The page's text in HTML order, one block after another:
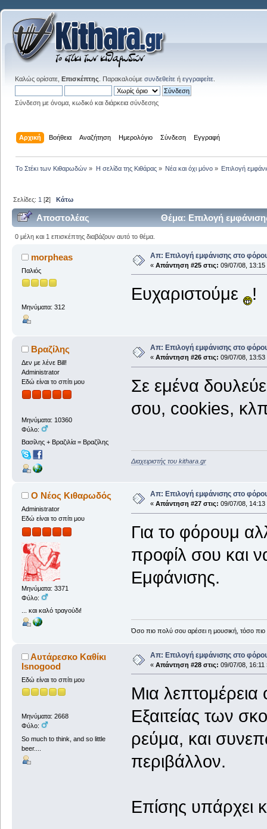
Καλώς ορίσατε, Επισκέπτης . Παρακαλούμε συνδεθείτε ή εγγραφείτε
Σύνδεση με όνομα, κωδικό και διάρκεια σύνδεσης
Αρχική Βοήθεια Αναζήτηση Ημερολόγιο Σύνδεση Εγγραφή
Το Στέκι των Κιθαρωδών » Η σελίδα της Κιθάρας» Νέα και όχι μόνο» Επιλογή
Σελίδες: 1 [2]Κάτω
Αποστολέας Θέμα: Επιλογή
0 μέλη και 1 επισκέπτης διαβάζουν αυτό το θέμα.
morpheas
Παλιός
Μηνύματα: 312
Απ: Επιλογή εμφάνισης στο
« Απάντηση #25 στις: 09/07/08, 13:15
Ευχαριστούμε !
Βραζίλης
Δεν με λένε Bill!
Administrator
Εδώ είναι το σπίτι μου
Μηνύματα: 10360
Φύλο:
Βασίλης + Βραζιλία = Βραζίλης
Απ: Επιλογή εμφάνισης στο
« Απάντηση #26 στις: 09/07/08, 13:53
Σε εμένα
σου, cookies,
Διαχειριστής του kithara.gr
Ο Νέος Κιθαρωδός
Administrator
Εδώ είναι το σπίτι μου
Μηνύματα: 3371
Φύλο:
... και καλό τραγούδι!
Απ: Επιλογή εμφάνισης στο
« Απάντηση #27 στις: 09/07/08, 14:13
Για το φόρουμ
προφίλ σου και
Εμφάνισης.
Όσο πιο πολύ σου αρέσει η μουσική, τόσο
Αυτάρεσκο Καθίκι
Isnogood
Εδώ είναι το σπίτι μου
Μηνύματα: 2668
Φύλο:
So much to think, and so little
beer....
Απ: Επιλογή εμφάνισης στο
« Απάντηση #28 στις: 09/07/08, 16:11
Μια
Εξαιτείας των
ρεύμα, και
περιβάλλον.
Επίσης υπάρχει